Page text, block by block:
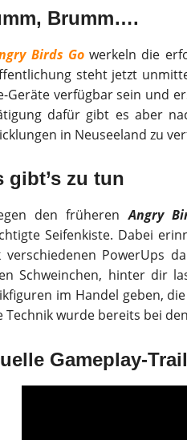
Brumm….
Birds Go werkeln die
steht jetzt
Geräte verfügbar sein und
dafür gibt es aber
in Neuseeland zu
gibt’s zu tun
den früherenAngry
Seifenkiste. Dabei
verschiedenen PowerUps
Schweinchen, hinter dir
im Handel geben,
Technik wurde bereits bei den
Gameplay-